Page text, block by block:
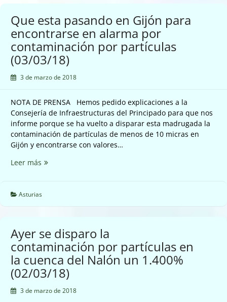
Que esta pasando en Gijón para
encontrarse en alarma por
contaminación por partículas
(03/03/18)
3 de marzo de 2018
NOTA DE PRENSA Hemos pedido explicaciones a la
Consejería de Infraestructuras del Principado para que nos
informe porque se ha vuelto a disparar esta madrugada la
contaminación de partículas de menos de 10 micras en
Gijón y encontrarse con valores…
Leer más Que
en
en
alarma
por
contaminación
por
partículas
Asturias
Ayer se disparo la
contaminación por partículas en
la cuenca del Nalón un 1.400%
(02/03/18)
3 de marzo de 2018